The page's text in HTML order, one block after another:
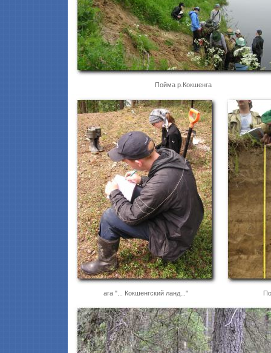
Пойма р.Кокшенга
ага "... Кокшенгский ланд..."